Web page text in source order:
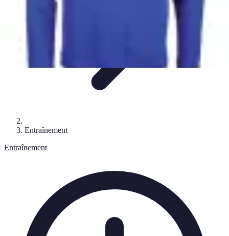
Entraînement
Entraînement